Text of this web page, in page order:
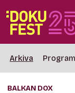
Arkiva
BALKAN DOX